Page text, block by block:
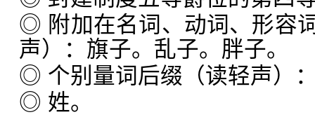
◎ 附加在名词、动词、形容
声）：旗子。乱子。胖子。
◎ 个别量词后缀（读轻声）
◎ 姓。